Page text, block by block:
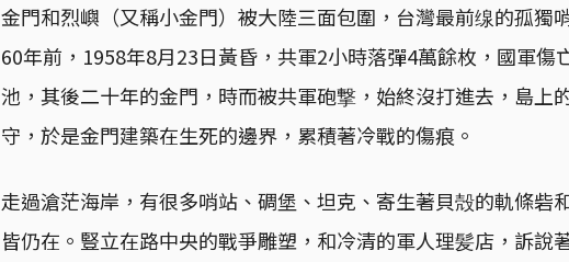
金門和烈嶼（又稱小金門）被大陸三面包圍，台灣最前缐的孤獨
60年前，1958年8月23日黃昏，共軍2小時落彈4萬餘枚，國軍傷
池，其後二十年的金門，時而被共軍砲撃，始終沒打進去，島上
守，於是金門建築在生死的邊界，累積著冷戰的傷痕。
走過滄茫海岸，有很多哨站、碉堡、坦克、寄生著貝殻的軌條砦
皆仍在。豎立在路中央的戰爭雕塑，和冷清的軍人理髪店，訴說